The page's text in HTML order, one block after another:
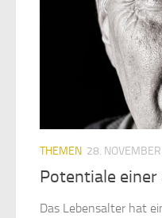
THEMEN 28.
Potentiale
Das Lebensalter hat